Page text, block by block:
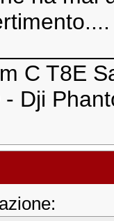
C T8E
- Dji